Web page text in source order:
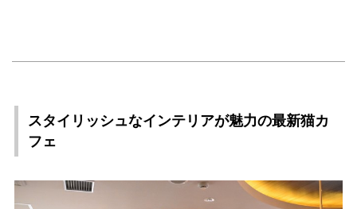
スタイリッシュなインテリアが魅力の最新猫カ
フェ